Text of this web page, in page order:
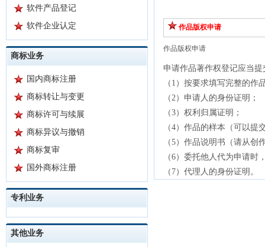
软件产品登记
软件企业认定
商标业务
国内商标注册
商标转让与变更
商标许可与续展
商标异议与撤销
商标复审
国外商标注册
专利业务
其他业务
作品版权申请
作品版权申请
申请作品著作权登记应当
（1）按要求填写完整的作
（2）申请人的身份证明；
（3）权利归属证明；
（4）作品的样本（可以提
（5）作品说明书（请从
（6）委托他人代为申请时
（7）代理人的身份证明。